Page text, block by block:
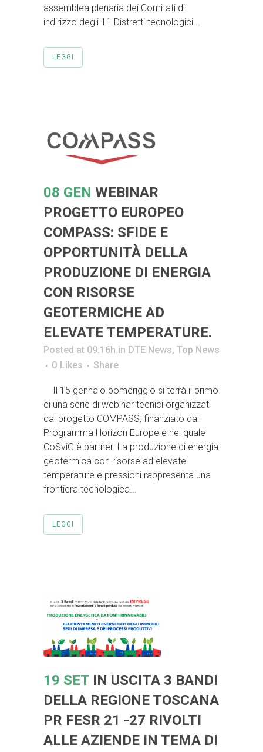
assemblea plenaria dei Comitati di
indirizzo degli 11 Distretti tecnologici...
LEGGI
08 GEN WEBINAR
PROGETTO EUROPEO
COMPASS: SFIDE E
OPPORTUNITÀ DELLA
PRODUZIONE DI ENERGIA
CON RISORSE
GEOTERMICHE AD
ELEVATE TEMPERATURE.
Posted at 09:16h in DTE News, Top News
0 Likes Share
Il 15 gennaio pomeriggio si terrà il primo
di una serie di webinar tecnici organizzati
dal progetto COMPASS, finanziato dal
Programma Horizon Europe e nel quale
CoSviG è partner. La produzione di energia
geotermica con risorse ad elevate
temperature e pressioni rappresenta una
frontiera tecnologica...
LEGGI
19 SET IN USCITA 3 BANDI
DELLA REGIONE TOSCANA
PR FESR 21 -27 RIVOLTI
ALLE AZIENDE IN TEMA DI